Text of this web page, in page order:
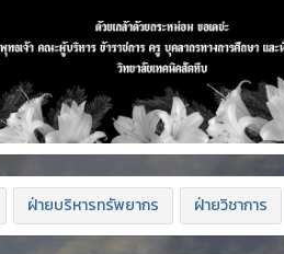
ฝ่ายบริหารทรัพยากร ฝ่ายวิชาการ